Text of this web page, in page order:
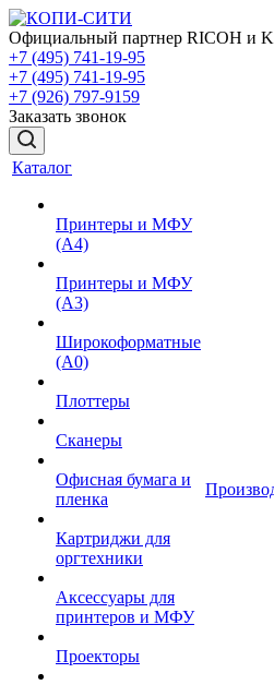
Официальный партнер RICOH и
+7 (495) 741-19-95
+7 (495) 741-19-95
+7 (926) 797-9159
Заказать звонок
Каталог
Принтеры и МФУ
(А4)
Принтеры и МФУ
(А3)
Широкоформатные
(А0)
Плоттеры
Сканеры
Офисная бумага и
пленка
Картриджи для
оргтехники
Аксессуары для
принтеров и МФУ
Проекторы